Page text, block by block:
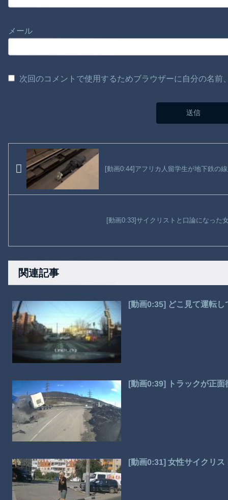
メール
次回のコメントで使用するためブラウザーに自分の名
[動画0:44]アフリカ人留学生が地下鉄の
[動画0:33]サイクリストと口論になった
関連記事
[動画0:35] どこ見て運転
[動画0:39] トラックが正
[動画0:31] 女性サイクリ